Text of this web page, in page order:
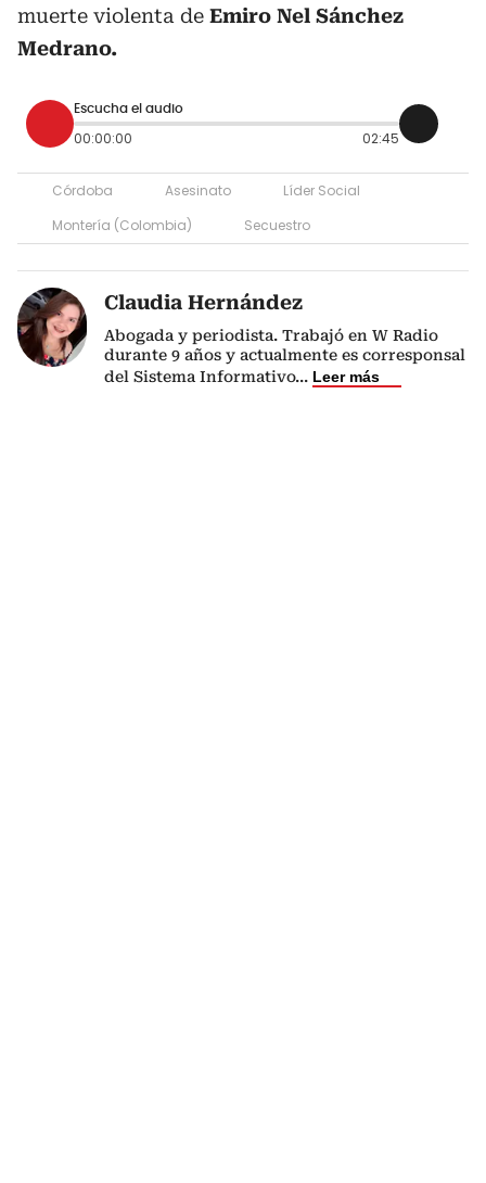
muerte violenta de Emiro Nel Sánchez
Medrano.
Escucha el audio
00:00:00 02:45
Córdoba Asesinato
Líder Social
Montería (Colombia)
Secuestro
Claudia Hernández
Abogada y periodista. Trabajó en W Radio
durante 9 años y actualmente es corresponsal
del Sistema Informativo... Leer más